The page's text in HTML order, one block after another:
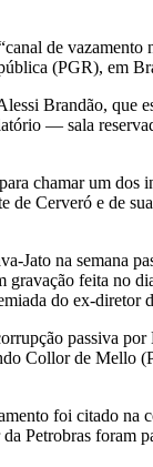
de vazamento
(PGR), em
Brandão, que
— sala
chamar um dos
de Cerveró e de
Jato na semana
gravação feita no
do ex-diretor
passiva
Collor de Mello
foi citado
Petrobras foram